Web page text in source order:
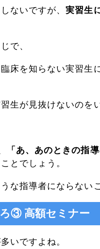
ないですが、実習生
で、
床を知らない実習生
生が見抜けないのを
「あ、あのときの指
とでしょう。
な指導者にならない
③ 高額セミナー
いですよね。